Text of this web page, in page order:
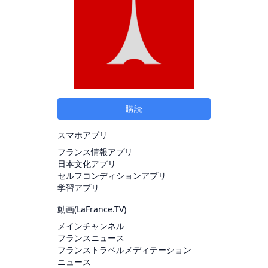
購読
スマホアプリ
フランス情報アプリ
日本文化アプリ
セルフコンディションアプリ
学習アプリ
動画(LaFrance.TV)
メインチャンネル
フランスニュース
フランストラベルメディテーション
ニュース